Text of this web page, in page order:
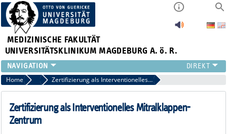
MEDIZINISCHE FAKULTÄT
UNIVERSITÄTSKLINIKUM MAGDEBURG A. ö. R.
INSTITUTE
KLINIKEN
ZENTRALE EINRICHTUNGEN
FORSCHUNG
Home Archiv 2022 Zertifizierung als Interventionelles Mitralklappen-Zentrum
Zertifizierung als Interventionelles Mitralklappen-
Zentrum